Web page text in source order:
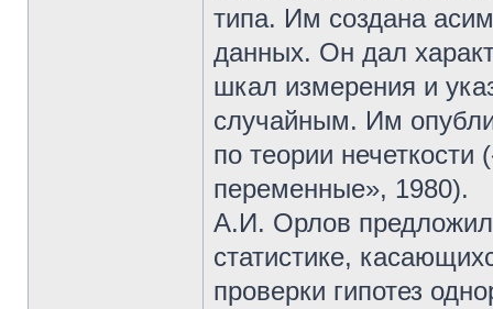
типа. Им создана
данных. Он дал
шкал измерения и
случайным. Им
по теории нечеткости
переменные», 1980).
А.И. Орлов предложил
статистике,
проверки гипотез